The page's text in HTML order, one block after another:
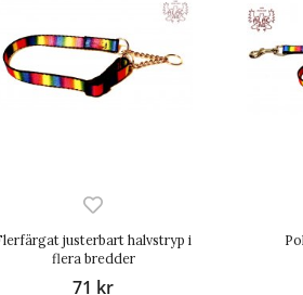
justerbart halvstryp i
flera bredder
71 kr